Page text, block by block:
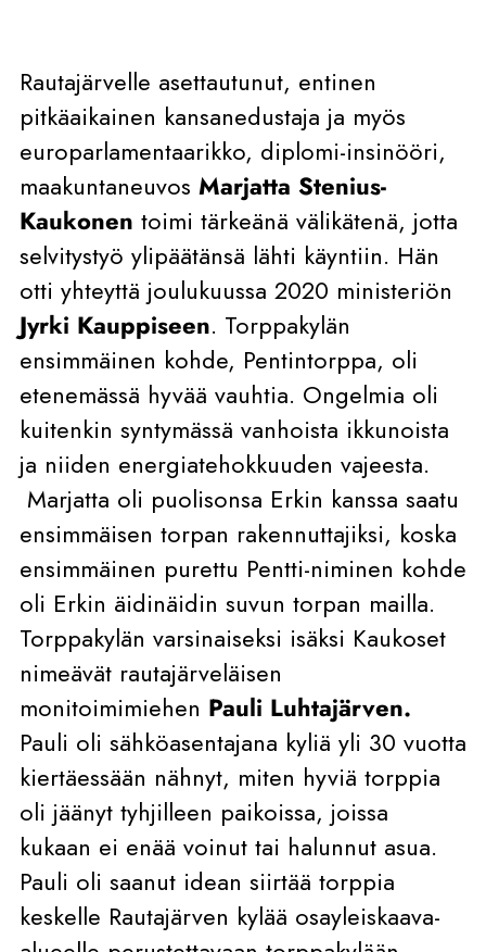
Rautajärvelle asettautunut, entinen
pitkäaikainen kansanedustaja ja myös
europarlamentaarikko, diplomi-insinööri,
maakuntaneuvos Marjatta Stenius-
Kaukonen toimi tärkeänä välikätenä, jotta
selvitystyö ylipäätänsä lähti käyntiin. Hän
otti yhteyttä joulukuussa 2020 ministeriön
Jyrki Kauppiseen. Torppakylän
ensimmäinen kohde, Pentintorppa, oli
etenemässä hyvää vauhtia. Ongelmia oli
kuitenkin syntymässä vanhoista ikkunoista
ja niiden energiatehokkuuden vajeesta.
Marjatta oli puolisonsa Erkin kanssa saatu
ensimmäisen torpan rakennuttajiksi, koska
ensimmäinen purettu Pentti-niminen kohde
oli Erkin äidinäidin suvun torpan mailla.
Torppakylän varsinaiseksi isäksi Kaukoset
nimeävät rautajärveläisen
monitoimimiehen Pauli Luhtajärven.
Pauli oli sähköasentajana kyliä yli 30 vuotta
kiertäessään nähnyt, miten hyviä torppia
oli jäänyt tyhjilleen paikoissa, joissa
kukaan ei enää voinut tai halunnut asua.
Pauli oli saanut idean siirtää torppia
keskelle Rautajärven kylää osayleiskaava-